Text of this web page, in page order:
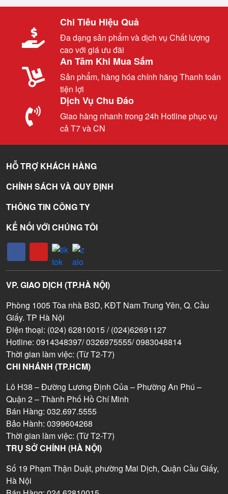
Chi Tiêu Hiệu Quả
Đa dạng sản phẩm và dịch vụ Chất lượng
cao với giá ưu đãi
An Tâm Khi Mua Sắm
Sản phẩm, hàng hóa chính hãng Thanh toán
tiện lợi
Dịch Vụ Chu Đáo
Giao hàng nhanh trong 24h Hotline phục vụ
cả T7 và CN
HỖ TRỢ KHÁCH HÀNG
CHÍNH SÁCH VÀ QUY ĐỊNH
THÔNG TIN CÔNG TY
KẾ NỐI VỚI CHÚNG TÔI
VP. GIAO DỊCH (TP.HÀ NỘI)
Phòng 1005 Tòa nhà B3D, KĐT Nam Trung Yên, Q. Cầu
Giấy. TP Hà Nội
Điện thoại: (024) 62810015 / (024)62691127
Hotline: 0914348397/ 0326975555/ 0983048814
Thời gian làm việc: (Từ T2-T7)
CHI NHÁNH (TP.HCM)
Lô H38 – Đường Lương Định Của – Phường An Phú –
Quận 2 – Thành Phố Hồ Chí Minh
Bán Hàng: 032.697.5555
Bảo Hành: 0399604268
Thời gian làm việc: (Từ T2-T7)
TRỤ SỞ CHÍNH (HÀ NỘI)
Số 19 Phạm Thận Duật, phường Mai Dịch, Quận Cầu Giấy,
Hà Nội